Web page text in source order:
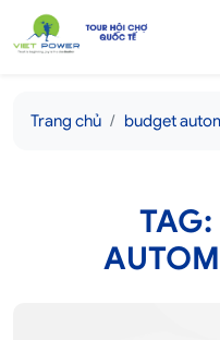
Trang chủ budget
TAG: